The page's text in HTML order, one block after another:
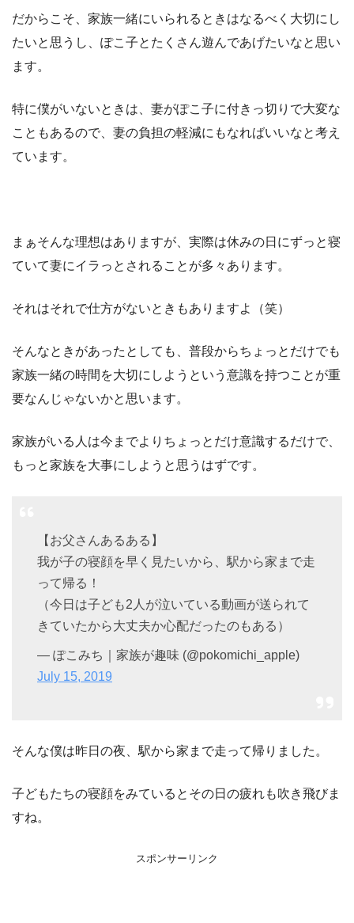
だからこそ、家族一緒にいられるときはなるべく大切にし
たいと思うし、ぽこ子とたくさん遊んであげたいなと思い
ます。
特に僕がいないときは、妻がぽこ子に付きっ切りで大変な
こともあるので、妻の負担の軽減にもなればいいなと考え
ています。
まぁそんな理想はありますが、実際は休みの日にずっと寝
ていて妻にイラっとされることが多々あります。
それはそれで仕方がないときもありますよ（笑）
そんなときがあったとしても、普段からちょっとだけでも
家族一緒の時間を大切にしようという意識を持つことが重
要なんじゃないかと思います。
家族がいる人は今までよりちょっとだけ意識するだけで、
もっと家族を大事にしようと思うはずです。
【お父さんあるある】
我が子の寝顔を早く見たいから、駅から家まで走
って帰る！
（今日は子ども2人が泣いている動画が送られて
きていたから大丈夫か心配だったのもある）
— ぽこみち｜家族が趣味 (@pokomichi_apple)
July 15, 2019
そんな僕は昨日の夜、駅から家まで走って帰りました。
子どもたちの寝顔をみているとその日の疲れも吹き飛びま
すね。
スポンサーリンク